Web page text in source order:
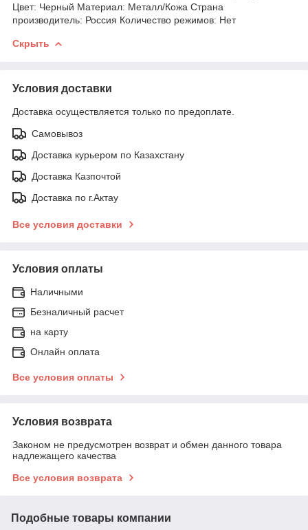
Цвет: Черный Материал: Металл/Кожа Страна
производитель: Россия Количество режимов: Нет
Скрыть
Условия доставки
Доставка осуществляется только по предоплате.
Самовывоз
Доставка курьером по Казахстану
Доставка Казпочтой
Доставка по г.Актау
Все условия доставки
Условия оплаты
Наличными
Безналичный расчет
на карту
Онлайн оплата
Все условия оплаты
Условия возврата
Законом не предусмотрен возврат и обмен данного товара
надлежащего качества
Все условия возврата
Подобные товары компании